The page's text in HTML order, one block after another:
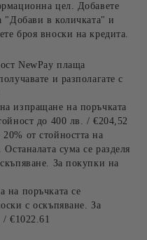
цел. Добавете
"Добави в количката" и
броя вноски на кредита.
NewPay плаща
и разполагате с
изпращане на поръчката
до 400 лв. / €204,52
от стойността на
сума се разделя
За покупки на
на поръчката се
с оскъпяване. За
/ €1022.61